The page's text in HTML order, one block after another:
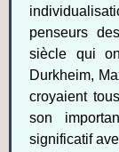
penseurs
siècle qui
Durkheim,
croyaient
son
significatif